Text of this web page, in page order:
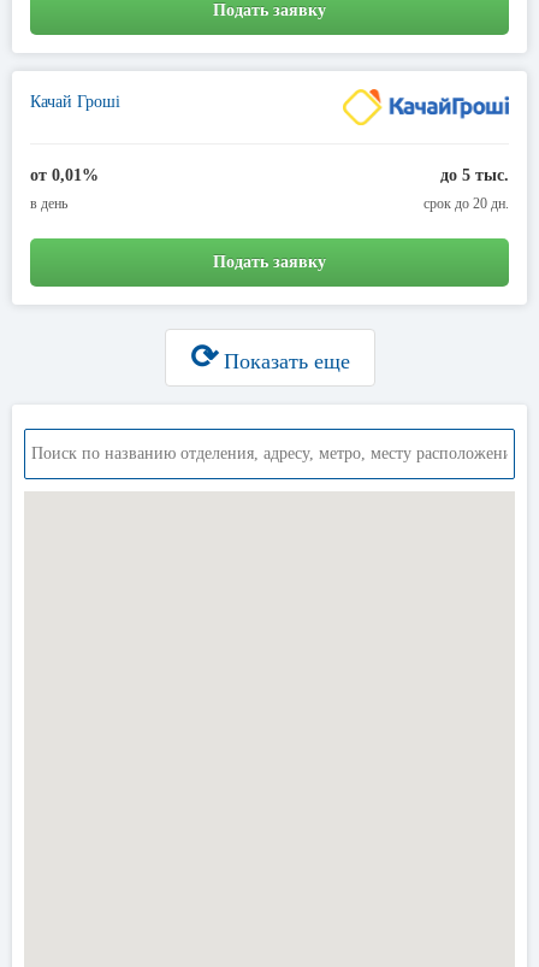
Подать заявку
Качай Гроші
от 0,01%
в день
до 5 тыс.
срок до 20 дн.
Подать заявку
⟳Показать еще